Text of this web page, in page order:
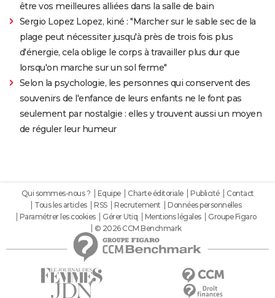
être vos meilleures alliées dans la salle de bain
Sergio Lopez Lopez, kiné : "Marcher sur le sable sec de la
plage peut nécessiter jusqu'à près de trois fois plus
d'énergie, cela oblige le corps à travailler plus dur que
lorsqu'on marche sur un sol ferme"
Selon la psychologie, les personnes qui conservent des
souvenirs de l'enfance de leurs enfants ne le font pas
seulement par nostalgie : elles y trouvent aussi un moyen
de réguler leur humeur
Qui sommes-nous ? Equipe Charte éditoriale Publicité
Contact
Tous les articles
RSS Recrutement
Données personnelles
Paramétrer les cookies
Gérer Utiq Mentions légales
Groupe Figaro
© 2026 CCM Benchmark